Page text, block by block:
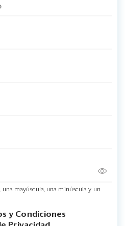
una mayúscula, una minúscula y un
y Condiciones